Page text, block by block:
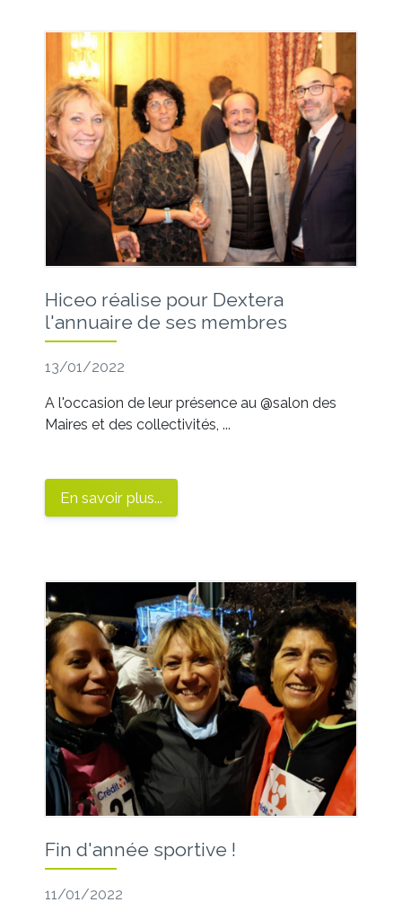
Hiceo réalise pour Dextera
l'annuaire de ses membres
13/01/2022
A l'occasion de leur présence au @salon des
Maires et des collectivités, ...
En savoir plus...
Fin d'année sportive !
11/01/2022